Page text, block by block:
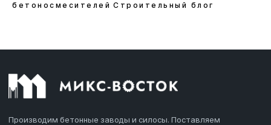
бетоносмесителей Строительный блог
Производим бетонные заводы и силосы. Поставляем